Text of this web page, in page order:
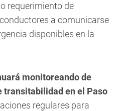
requerimiento de
a comunicarse
disponibles en la
monitoreando de
transitabilidad en el Paso
regulares para